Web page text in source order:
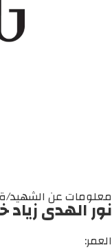
معلومات عن الشهيد/ة
نور الهدى
العمر: